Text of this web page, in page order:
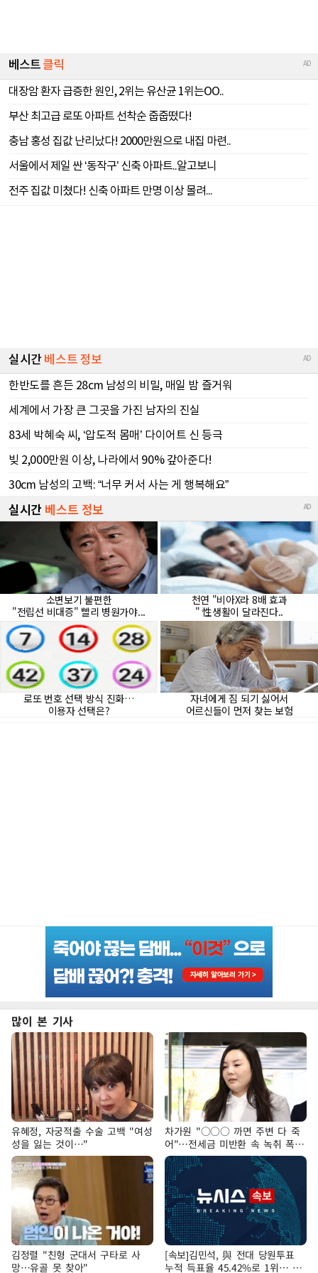
많이 본 기사
유혜정, 자궁적출 수술 고백 "여성
성을 잃는 것이…"
차가원 "○○○ 까면 주변 다 죽
어"…전세금 미반환 속 녹취 폭로
파장
김정렬 "친형 군대서 구타로 사
망…유골 못 찾아"
[속보]김민석, 與 전대 당원투표
누적 득표율 45.42%로 1위… 정